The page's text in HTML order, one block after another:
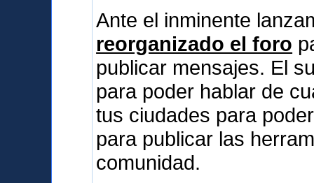
Ante el inminente
reorganizado el foro
publicar mensajes. El
para poder hablar de
tus ciudades para
para publicar las
comunidad.